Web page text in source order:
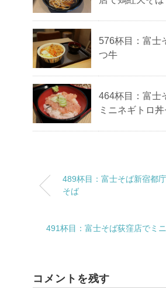
576杯目：富士
つ牛
464杯目：富士
ミニネギトロ丼
489杯目：富士そば新宿都
そば
491杯目：富士そば荻窪店でミ
コメントを残す